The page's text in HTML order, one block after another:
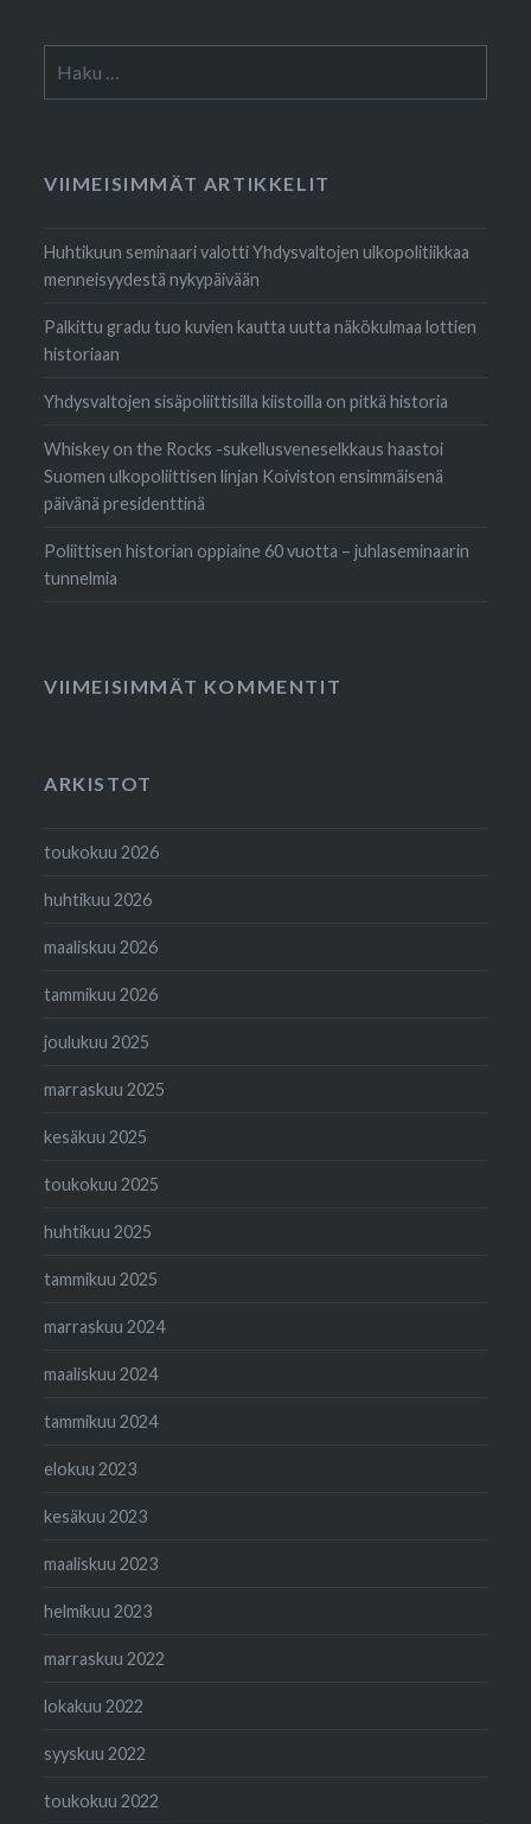
VIIMEISIMMÄT ARTIKKELIT
Huhtikuun seminaari valotti Yhdysvaltojen ulkopolitiikkaa
menneisyydestä nykypäivään
Palkittu gradu tuo kuvien kautta uutta näkökulmaa lottien
historiaan
Yhdysvaltojen sisäpoliittisilla kiistoilla on pitkä historia
Whiskey on the Rocks -sukellusveneselkkaus haastoi
Suomen ulkopoliittisen linjan Koiviston ensimmäisenä
päivänä presidenttinä
Poliittisen historian oppiaine 60 vuotta – juhlaseminaarin
tunnelmia
VIIMEISIMMÄT KOMMENTIT
ARKISTOT
toukokuu 2026
huhtikuu 2026
maaliskuu 2026
tammikuu 2026
joulukuu 2025
marraskuu 2025
kesäkuu 2025
toukokuu 2025
huhtikuu 2025
tammikuu 2025
marraskuu 2024
maaliskuu 2024
tammikuu 2024
elokuu 2023
kesäkuu 2023
maaliskuu 2023
helmikuu 2023
marraskuu 2022
lokakuu 2022
syyskuu 2022
toukokuu 2022